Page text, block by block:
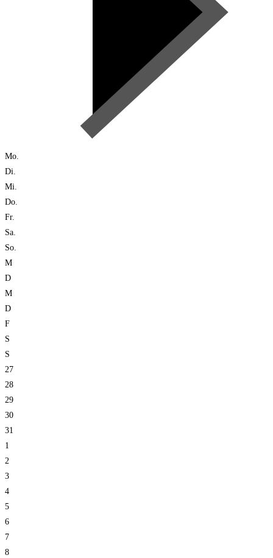
Mo.
Di.
Mi.
Do.
Fr.
Sa.
So.
M
D
M
D
F
S
S
27
28
29
30
31
1
2
3
4
5
6
7
8